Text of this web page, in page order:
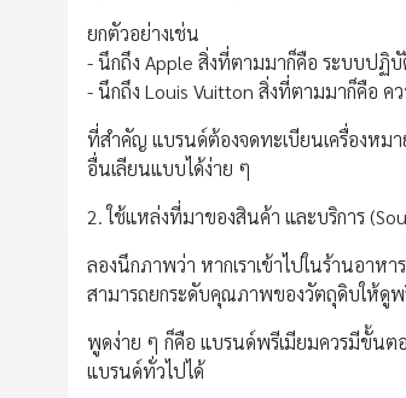
ยกตัวอย่างเช่น
- นึกถึง Apple สิ่งที่ตามมาก็คือ ระบบปฏิบั
- นึกถึง Louis Vuitton สิ่งที่ตามมาก็คือ ค
ที่สำคัญ แบรนด์ต้องจดทะเบียนเครื่องหม
อื่นเลียนแบบได้ง่าย ๆ
2. ใช้แหล่งที่มาของสินค้า และบริการ
ลองนึกภาพว่า หากเราเข้าไปในร้านอาหา
สามารถยกระดับคุณภาพของวัตถุดิบให้ดูพ
พูดง่าย ๆ ก็คือ แบรนด์พรีเมียมควรมีขั้น
แบรนด์ทั่วไปได้